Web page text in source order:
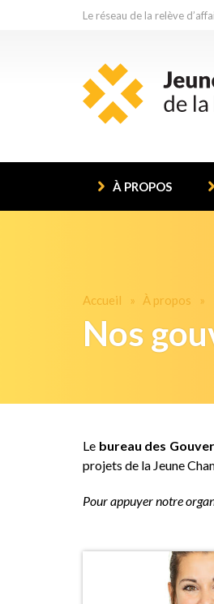
Le réseau de la relève
À PROPOS
Accueil À propos
Nos
Le bureau des
projets de la Jeune
Pour appuyer notre